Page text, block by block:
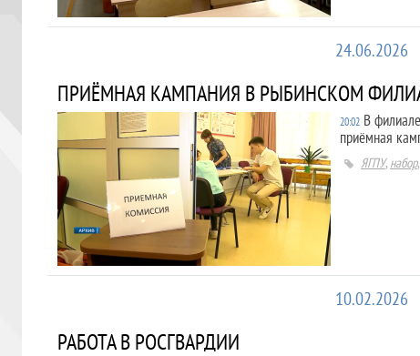
24.06.2026
ПРИЁМНАЯ КАМПАНИЯ В РЫБИНСКОМ
20:02 В
приёмная
ЯГПУ, набор,
10.02.2026
РАБОТА В РОСГВАРДИИ